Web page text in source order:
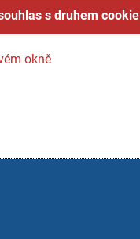
s druhem
okně